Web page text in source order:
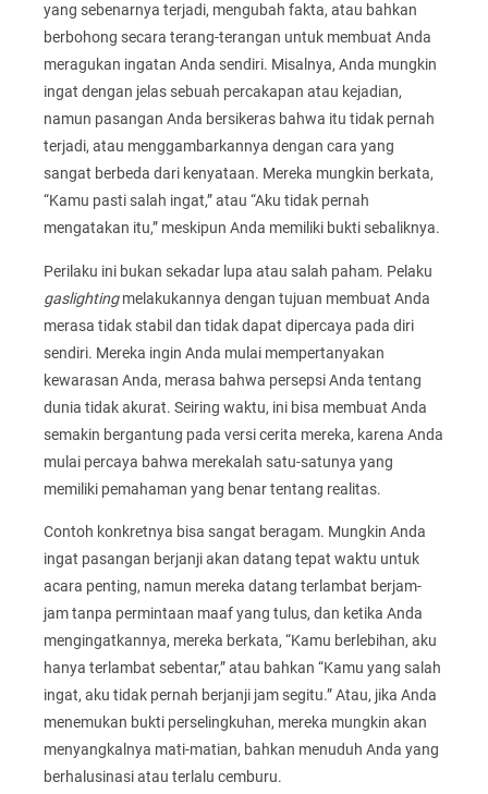
yang sebenarnya terjadi, mengubah fakta, atau bahkan
berbohong secara terang-terangan untuk membuat Anda
meragukan ingatan Anda sendiri. Misalnya, Anda mungkin
ingat dengan jelas sebuah percakapan atau kejadian,
namun pasangan Anda bersikeras bahwa itu tidak pernah
terjadi, atau menggambarkannya dengan cara yang
sangat berbeda dari kenyataan. Mereka mungkin berkata,
“Kamu pasti salah ingat,” atau “Aku tidak pernah
mengatakan itu,” meskipun Anda memiliki bukti sebaliknya.
Perilaku ini bukan sekadar lupa atau salah paham. Pelaku
gaslightingmelakukannya dengan tujuan membuat Anda
merasa tidak stabil dan tidak dapat dipercaya pada diri
sendiri. Mereka ingin Anda mulai mempertanyakan
kewarasan Anda, merasa bahwa persepsi Anda tentang
dunia tidak akurat. Seiring waktu, ini bisa membuat Anda
semakin bergantung pada versi cerita mereka, karena Anda
mulai percaya bahwa merekalah satu-satunya yang
memiliki pemahaman yang benar tentang realitas.
Contoh konkretnya bisa sangat beragam. Mungkin Anda
ingat pasangan berjanji akan datang tepat waktu untuk
acara penting, namun mereka datang terlambat berjam-
jam tanpa permintaan maaf yang tulus, dan ketika Anda
mengingatkannya, mereka berkata, “Kamu berlebihan, aku
hanya terlambat sebentar,” atau bahkan “Kamu yang salah
ingat, aku tidak pernah berjanji jam segitu.” Atau, jika Anda
menemukan bukti perselingkuhan, mereka mungkin akan
menyangkalnya mati-matian, bahkan menuduh Anda yang
berhalusinasi atau terlalu cemburu.